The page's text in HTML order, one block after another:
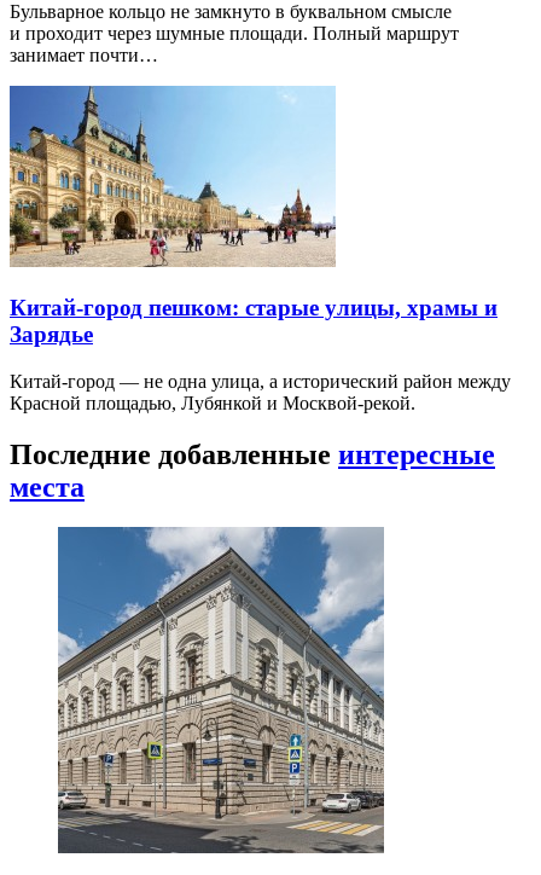
Бульварное кольцо не замкнуто в буквальном смысле
и проходит через шумные площади. Полный маршрут
занимает почти…
Китай-город пешком: старые улицы, храмы и
Зарядье
Китай-город — не одна улица, а исторический район между
Красной площадью, Лубянкой и Москвой-рекой.
Последние добавленные интересные
места